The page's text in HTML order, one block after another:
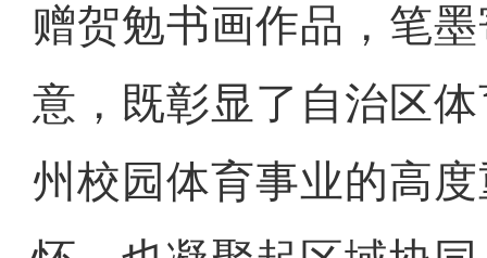
赠贺勉书画作品，笔
意，既彰显了自治区
州校园体育事业的高